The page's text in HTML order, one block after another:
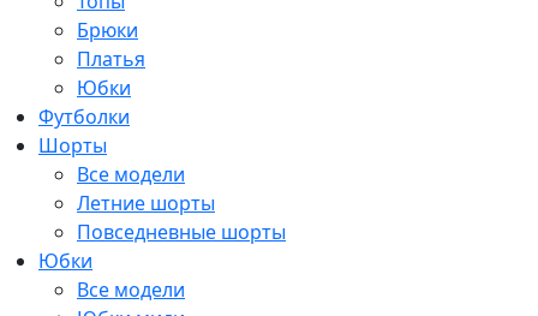
Брюки
Платья
Юбки
Футболки
Шорты
Все модели
Летние шорты
Повседневные шорты
Юбки
Все модели